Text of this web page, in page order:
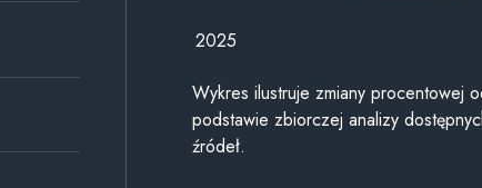
2025
Wykres ilustruje zmiany procentowej
podstawie zbiorczej analizy
źródeł.